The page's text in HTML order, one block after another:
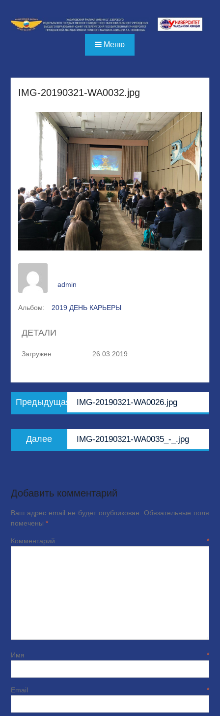
содержимому
Меню
IMG-20190321-WA0032.jpg
admin
Альбом: 2019 ДЕНЬ КАРЬЕРЫ
ДЕТАЛИ
Загружен 26.03.2019
Навигация
по
Предыдущая
запись:
IMG-20190321-WA0026.jpg
Далее
запись:
IMG-20190321-WA0035_-_.jpg
Добавить комментарий
Ваш адрес email не будет опубликован. Обязательные поля
помечены *
Комментарий*
Имя*
Email*